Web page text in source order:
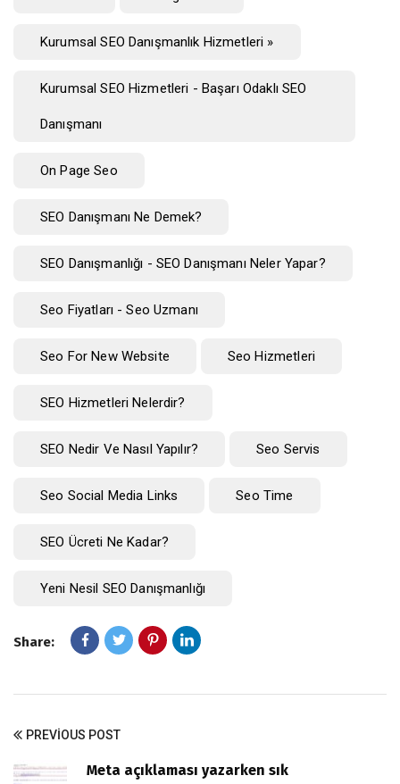
Kurumsal SEO Danışmanlık Hizmetleri »
Kurumsal SEO Hizmetleri - Başarı Odaklı SEO
Danışmanı
On Page Seo
SEO Danışmanı Ne Demek?
SEO Danışmanlığı - SEO Danışmanı Neler Yapar?
Seo Fiyatları - Seo Uzmanı
Seo For New Website Seo Hizmetleri
SEO Hizmetleri Nelerdir?
SEO Nedir Ve Nasıl Yapılır? Seo Servis
Seo Social Media Links Seo Time
SEO Ücreti Ne Kadar?
Yeni Nesil SEO Danışmanlığı
Share:
PREVIOUS POST
Meta açıklaması yazarken sık